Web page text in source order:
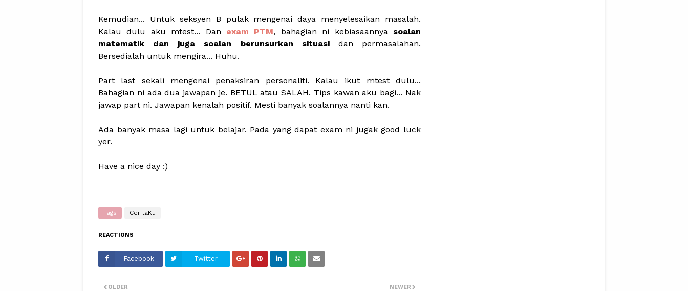
Kemudian... Untuk seksyen B pulak mengenai daya menyelesaikan masalah.
Kalau dulu aku mtest... Dan exam PTM, bahagian ni kebiasaannya soalan
matematik dan juga soalan berunsurkan situasidan permasalahan.
Bersedialah untuk mengira... Huhu.
Part last sekali mengenai penaksiran personaliti. Kalau ikut mtest dulu...
Bahagian ni ada dua jawapan je. BETUL atau SALAH. Tips kawan aku bagi... Nak
jawap part ni. Jawapan kenalah positif. Mesti banyak soalannya nanti kan.
Ada banyak masa lagi untuk belajar. Pada yang dapat exam ni jugak good luck
yer.
Have a nice day :)
Tags CeritaKu
REACTIONS
Facebook Twitter
NEWER
OLDER